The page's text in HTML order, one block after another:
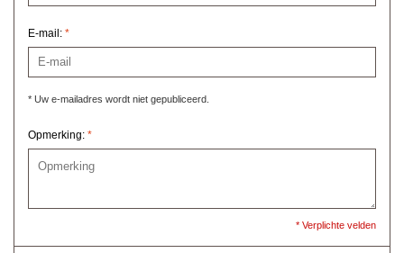
E-mail: *
* Uw e-mailadres wordt niet gepubliceerd.
Opmerking: *
* Verplichte velden